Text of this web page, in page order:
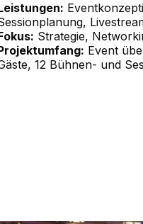
Strategie,
Event
12 Bühnen- und